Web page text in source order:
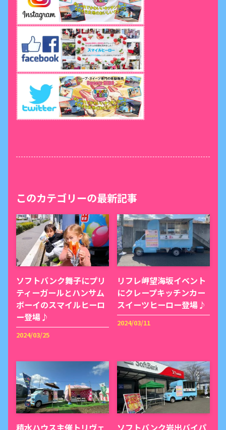
このカテゴリーの最新記事
ソフトバンク舞子にプリ
ティーガールとハンサム
ボーイのスマイルヒーロ
ー登場♪
2024/03/25
リフレ岬望海坂イベント
にクレープキッチンカー
スイーツヒーロー登場♪
2024/03/11